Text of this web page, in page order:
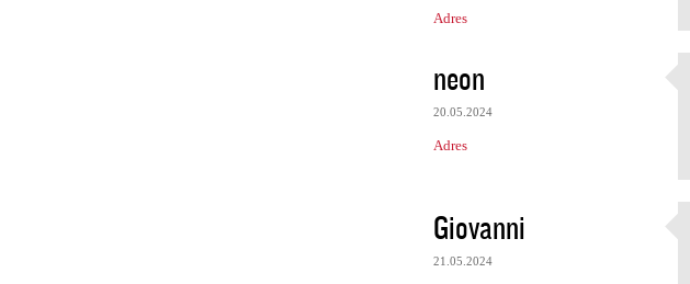
Adres
neon
20.05.2024
Adres
Giovanni
21.05.2024